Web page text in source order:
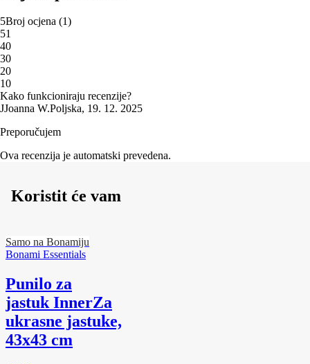
5Broj ocjena (1)
51
40
30
20
10
Kako funkcioniraju recenzije?
JJoanna W.Poljska, 19. 12. 2025
Preporučujem
Ova recenzija je automatski prevedena.
Koristit će vam
Samo na Bonamiju
Bonami Essentials
Punilo za
jastuk InnerZa
ukrasne jastuke,
43x43 cm